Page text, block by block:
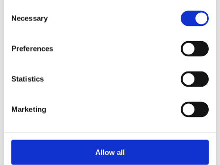
Selection
Necessary
Preferences
Statistics
Marketing
Allow all